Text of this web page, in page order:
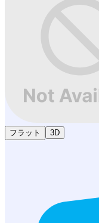
フラット 3D